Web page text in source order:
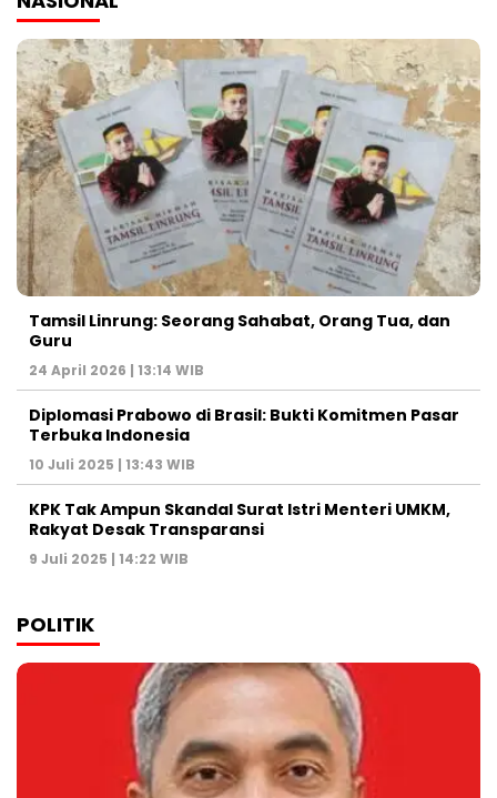
Tamsil Linrung: Seorang Sahabat, Orang Tua, dan
Guru
24 April 2026 | 13:14 WIB
Diplomasi Prabowo di Brasil: Bukti Komitmen Pasar
Terbuka Indonesia
10 Juli 2025 | 13:43 WIB
KPK Tak Ampun Skandal Surat Istri Menteri UMKM,
Rakyat Desak Transparansi
9 Juli 2025 | 14:22 WIB
POLITIK